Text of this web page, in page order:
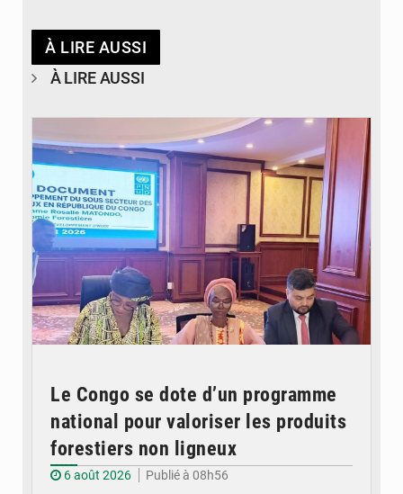
À LIRE AUSSI
À LIRE AUSSI
Le Congo se dote d’un programme
national pour valoriser les produits
forestiers non ligneux
6 août 2026
Publié à 08h56